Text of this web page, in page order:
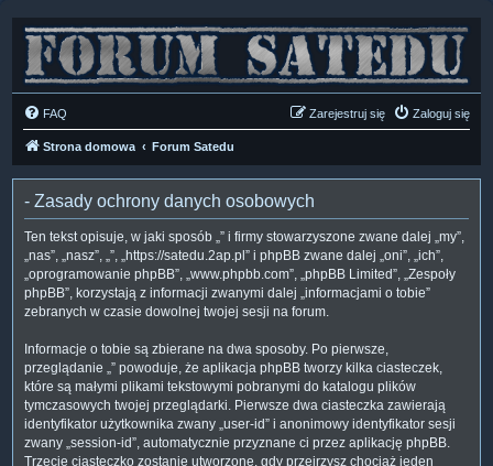
FAQ Zaloguj się
Zarejestruj się
Strona domowa Forum Satedu
- Zasady ochrony danych osobowych
Ten tekst opisuje, w jaki sposób „” i firmy stowarzyszone zwane dalej „my”,
„nas”, „nasz”, „”, „https://satedu.2ap.pl” i phpBB zwane dalej „oni”, „ich”,
„oprogramowanie phpBB”, „www.phpbb.com”, „phpBB Limited”, „Zespoły
phpBB”, korzystają z informacji zwanymi dalej „informacjami o tobie”
zebranych w czasie dowolnej twojej sesji na forum.
Informacje o tobie są zbierane na dwa sposoby. Po pierwsze,
przeglądanie „” powoduje, że aplikacja phpBB tworzy kilka ciasteczek,
które są małymi plikami tekstowymi pobranymi do katalogu plików
tymczasowych twojej przeglądarki. Pierwsze dwa ciasteczka zawierają
identyfikator użytkownika zwany „user-id” i anonimowy identyfikator sesji
zwany „session-id”, automatycznie przyznane ci przez aplikację phpBB.
Trzecie ciasteczko zostanie utworzone, gdy przejrzysz chociaż jeden